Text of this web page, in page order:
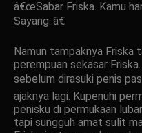
â€œSabar Friska. Kamu
Sayang..â€
Namun tampaknya Friska
perempuan sekasar
sebelum dirasuki penis
ajaknya lagi. Kupenuhi
penisku di permukaan
tapi sungguh amat sulit